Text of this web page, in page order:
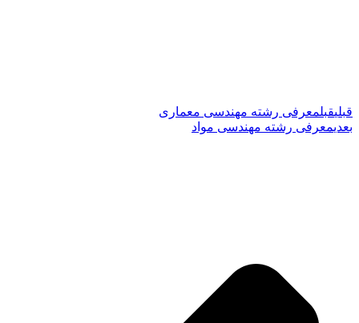
قبلیقبلمعرفی رشته مهندسی معماری
بعدیمعرفی رشته مهندسی مواد